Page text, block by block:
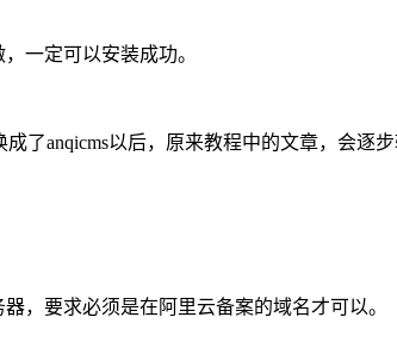
一定可以安装成功。
了anqicms以后，原来教程中的文章，会
，要求必须是在阿里云备案的域名才可以。